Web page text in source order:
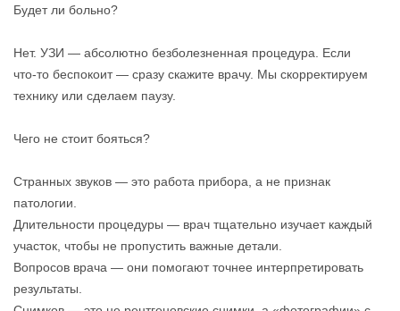
Будет ли больно?
Нет. УЗИ — абсолютно безболезненная процедура. Если
что‑то беспокоит — сразу скажите врачу. Мы скорректируем
технику или сделаем паузу.
Чего не стоит бояться?
Странных звуков — это работа прибора, а не признак
патологии.
Длительности процедуры — врач тщательно изучает каждый
участок, чтобы не пропустить важные детали.
Вопросов врача — они помогают точнее интерпретировать
результаты.